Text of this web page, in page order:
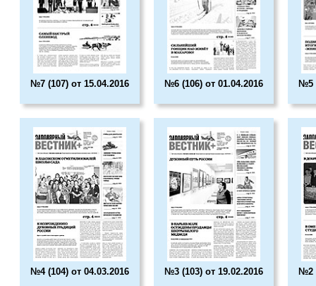
№7 (107) от 15.04.2016 №6 (106) от 01.04.2016 №5
№4 (104) от 04.03.2016 №3 (103) от 19.02.2016 №2